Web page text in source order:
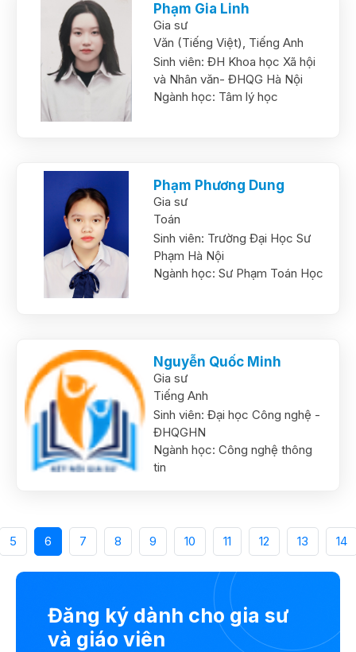
Phạm Gia Linh
Gia sư
Văn (Tiếng Việt), Tiếng Anh
Sinh viên: ĐH Khoa học Xã hội
và Nhân văn- ĐHQG Hà Nội
Ngành học: Tâm lý học
Phạm Phương Dung
Gia sư
Toán
Sinh viên: Trường Đại Học Sư
Phạm Hà Nội
Ngành học: Sư Phạm Toán Học
Nguyễn Quốc Minh
Gia sư
Tiếng Anh
Sinh viên: Đại học Công nghệ -
ĐHQGHN
Ngành học: Công nghệ thông
tin
5 6 7 8 9 10 11 12 13 14
Đăng ký dành cho gia sư
và giáo viên